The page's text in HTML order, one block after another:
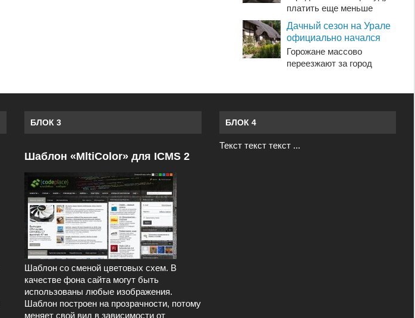
платить еще меньше
Дачный сезон на Урале
официально начался
Горожане массово
переезжают за город
БЛОК 3
Шаблон «MltiColor» для ICMS 2
Шаблон со сменой цветовых схем. В
качестве фона сайта могут быть
использованы любые изображения.
Шаблон построен на прозрачности, потому
меняет свой вид в зависимости от
БЛОК 4
Текст текст текст ...